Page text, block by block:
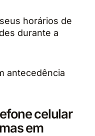
horários de
durante a
antecedência
celular
em